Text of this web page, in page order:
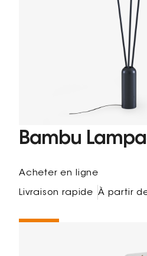
Bambu
Acheter en ligne
Livraison rapide À partir